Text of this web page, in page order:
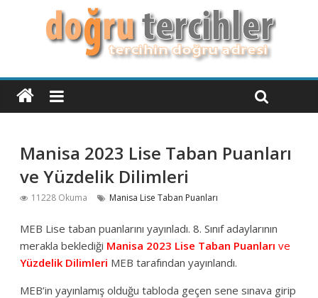
Manisa 2023 Lise Taban Puanları
ve Yüzdelik Dilimleri
11228 Okuma Manisa Lise Taban Puanları
MEB Lise taban puanlarını yayınladı. 8. Sınıf adaylarının
merakla beklediği Manisa 2023 Lise Taban Puanları ve
Yüzdelik Dilimleri MEB tarafından yayınlandı.
MEB’in yayınlamış olduğu tabloda geçen sene sınava girip